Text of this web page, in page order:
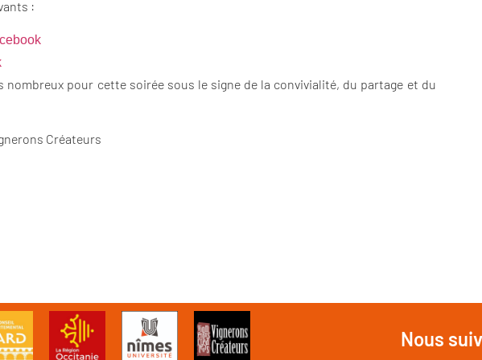
:
nombreux pour cette soirée sous le signe de la convivialité, du partage et du
Créateurs
Nous